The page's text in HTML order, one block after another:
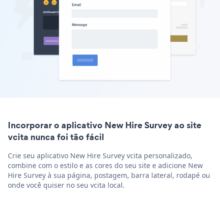
Incorporar o aplicativo New Hire Survey ao site
vcita nunca foi tão fácil
Crie seu aplicativo New Hire Survey vcita personalizado,
combine com o estilo e as cores do seu site e adicione New
Hire Survey à sua página, postagem, barra lateral, rodapé ou
onde você quiser no seu vcita local.